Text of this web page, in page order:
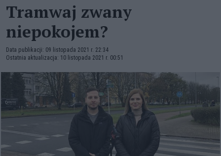
Tramwaj zwany
niepokojem?
Data publikacji: 09 listopada 2021 r. 22:34
Ostatnia aktualizacja: 10 listopada 2021 r. 00:51